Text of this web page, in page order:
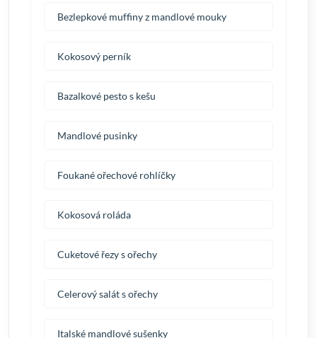
Bezlepkové muffiny z mandlové mouky
Kokosový perník
Bazalkové pesto s kešu
Mandlové pusinky
Foukané ořechové rohlíčky
Kokosová roláda
Cuketové řezy s ořechy
Celerový salát s ořechy
Italské mandlové sušenky